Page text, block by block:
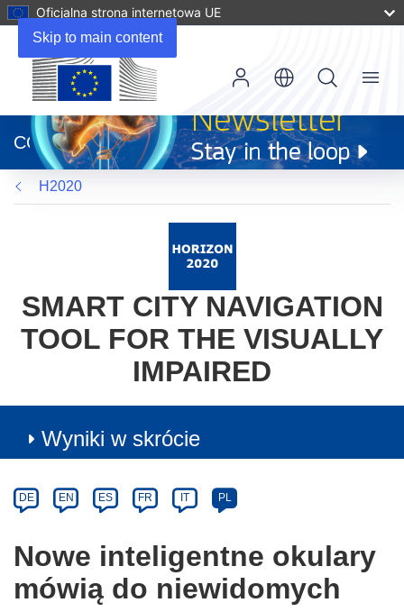
Skip to main content
Oficjalna strona internetowa UE
otworzy
się
w
nowym
oknie)
CORDIS
Menu
H2020
SMART CITY NAVIGATION
TOOL FOR THE VISUALLY
IMPAIRED
Wyniki w skrócie
Category
Article
available
the
following
languages:
DE EN ES FR IT PL
Nowe inteligentne okulary
mówią do niewidomych